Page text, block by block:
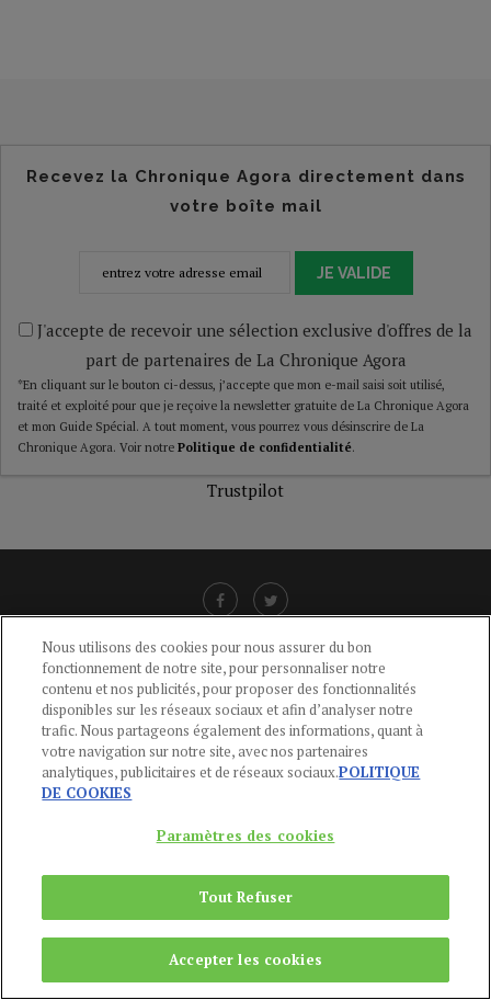
Recevez la Chronique Agora directement dans
votre boîte mail
JE VALIDE
J'accepte de recevoir une sélection exclusive d'offres de la
part de partenaires de La Chronique Agora
*En cliquant sur le bouton ci-dessus, j’accepte que mon e-mail saisi soit utilisé,
traité et exploité pour que je reçoive la newsletter gratuite de La Chronique Agora
et mon Guide Spécial. A tout moment, vous pourrez vous désinscrire de La
Chronique Agora. Voir notre Politique de confidentialité.
Trustpilot
LIENS UTILES
CGU-POLITIQUE DE CONFIDENTIALITÉ -POLITIQUE DES COOKIES
MENTIONS LÉGALES -AIDE
CONTACT
Du Lundi au Vendredi, 9h-13h et 14h-17h
Copyright © 2024Publications Agora
REMONTER
Nous utilisons des cookies pour nous assurer du bon
fonctionnement de notre site, pour personnaliser notre
contenu et nos publicités, pour proposer des fonctionnalités
disponibles sur les réseaux sociaux et afin d’analyser notre
trafic. Nous partageons également des informations, quant à
votre navigation sur notre site, avec nos partenaires
analytiques, publicitaires et de réseaux sociaux.POLITIQUE
DE COOKIES
Paramètres des cookies
Tout Refuser
Accepter les cookies